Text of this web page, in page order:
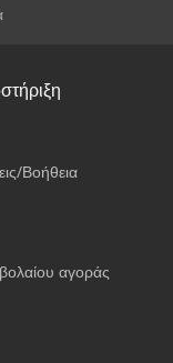
Βοήθεια
αγοράς